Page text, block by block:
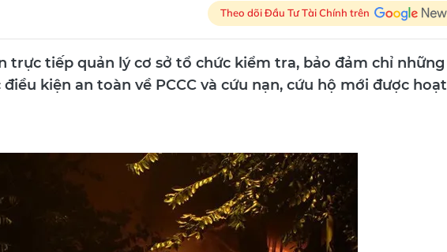
Theo dõi Đầu Tư Tài Chính trên
trực tiếp quản lý cơ sở tổ chức kiểm tra, bảo đảm chỉ những
kiện an toàn về PCCC và cứu nạn, cứu hộ mới được hoạt